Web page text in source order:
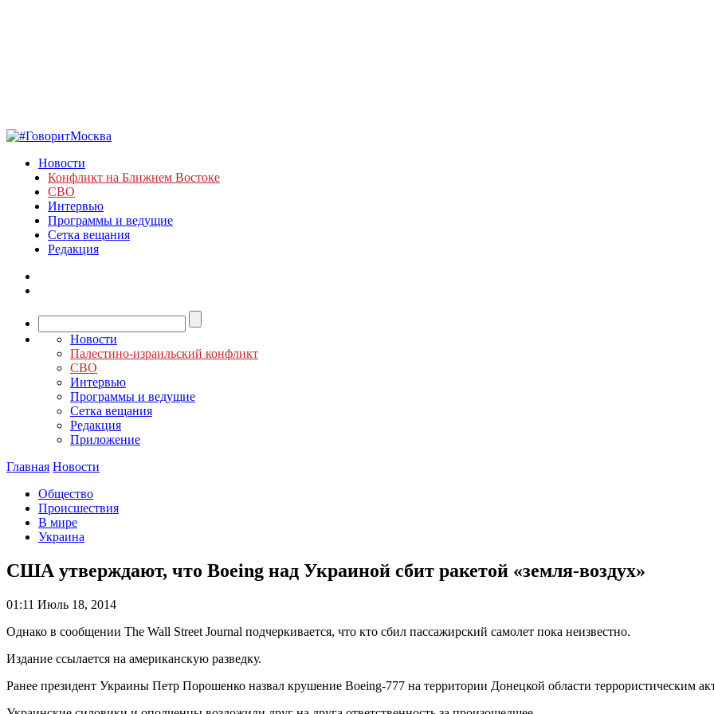
Новости
Конфликт на Ближнем Востоке
СВО
Интервью
Программы и ведущие
Сетка вещания
Редакция
Новости
Палестино-израильский конфликт
СВО
Интервью
Программы и ведущие
Сетка вещания
Редакция
Приложение
Главная Новости
Общество
Происшествия
В мире
Украина
США утверждают, что Boeing над Украиной сбит ракетой «земля-воздух»
01:11 Июль 18, 2014
Однако в сообщении The Wall Street Journal подчеркивается, что кто сбил пассажирский самолет пока неизвестно.
Издание ссылается на американскую разведку.
Ранее президент Украины Петр Порошенко назвал крушение Boeing-777 на территории Донецкой области террористическим